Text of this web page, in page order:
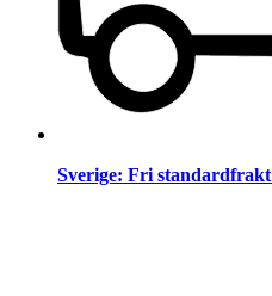
Sverige: Fri standardfrakt